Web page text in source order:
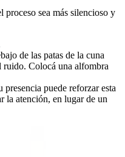
proceso sea más silencioso y
de las patas de la cuna
Colocá una alfombra
puede reforzar esta
la atención, en lugar de un